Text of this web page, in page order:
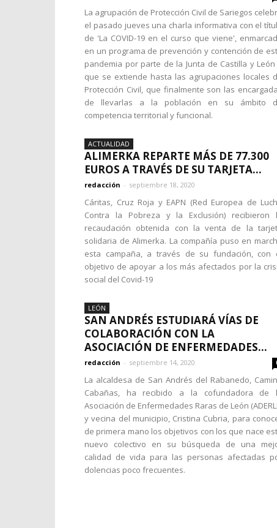
La agrupación de Protección Civil de Sariegos
el pasado jueves una charla informativa con el
de 'La COVID-19 en el curso que viene',
en un programa de prevención y contención de
pandemia por parte de la Junta de Castilla y
que se extiende hasta las agrupaciones locales
Protección Civil, que finalmente son las
de llevarlas a la población en su ámbito
competencia territorial y funcional.
ACTUALIDAD
ALIMERKA REPARTE MÁS DE 77.300
EUROS A TRAVÉS DE SU TARJETA...
redacción - septiembre 18, 2020
Cáritas, Cruz Roja y EAPN (Red Europea de
Contra la Pobreza y la Exclusión) recibieron
recaudación obtenida con la venta de la
solidaria de Alimerka. La compañía puso en
esta campaña, a través de su fundación, con
objetivo de apoyar a los más afectados por la
social del Covid-19
LEÓN
SAN ANDRÉS ESTUDIARÁ VÍAS DE
COLABORACIÓN CON LA
ASOCIACIÓN DE ENFERMEDADES...
redacción - septiembre 14, 2020
La alcaldesa de San Andrés del Rabanedo,
Cabañas, ha recibido a la cofundadora de
Asociación de Enfermedades Raras de León
y vecina del municipio, Cristina Cubria, para
de primera mano los objetivos con los que nace
nuevo colectivo en su búsqueda de una
calidad de vida para las personas afectadas
dolencias poco frecuentes.